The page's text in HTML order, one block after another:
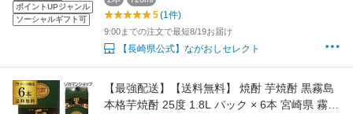
ポイントUPジャンル
ソーシャルギフト可
5(1件)
9:00までの注文で最短8/19お届け
【長崎県公式】ながおしセレクト
【最強配送】【送料無料】 焼酎 芋焼酎 黒霧島
本格芋焼酎 25度 1.8L パック × 6本 宮崎県 霧島